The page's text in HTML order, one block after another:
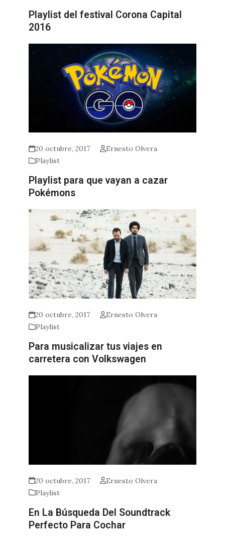
Playlist del festival Corona Capital
2016
20 octubre, 2017
Ernesto Olvera
Playlist
Playlist para que vayan a cazar
Pokémons
20 octubre, 2017
Ernesto Olvera
Playlist
Para musicalizar tus viajes en
carretera con Volkswagen
20 octubre, 2017
Ernesto Olvera
Playlist
En La Búsqueda Del Soundtrack
Perfecto Para Cochar